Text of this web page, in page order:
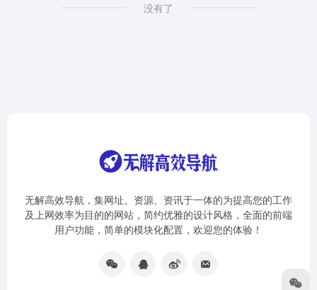
没有了
无解高效导航，集网址、资源、资讯于一体的为提高您的工作
及上网效率为目的的网站，简约优雅的设计风格，全面的前端
用户功能，简单的模块化配置，欢迎您的体验！